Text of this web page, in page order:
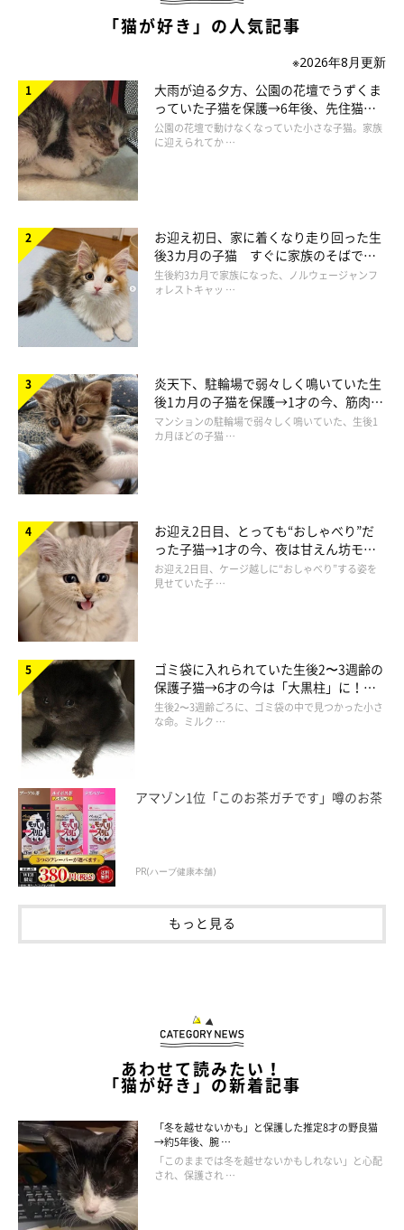
ねこのきもち投稿写真ギャラリー
「まだ子猫の時に、自分と同じくらいのパンダのぬいぐる
みをくわえて持って来てくれてました」
「玩具の小さなエビを、何度も私のところに持ってきてく
れます。私が『ありがとう～』と言って受け取ると、満足
してまた遊び出すので『プレゼントかな？』と良い解釈を
してます（笑）」
「トイレに長く座っていると、ネコのおもちゃを運んで持
ってきてくれる。遊びたいのかと思いきや、私が退屈だろ
うと思うのか、足元に置くと出て行く」
「猫が好きでいつも遊んでいるネズミのぬいぐるみ。疲れ
て座っていたら、くわえて持って来て私の目の前に置き私
を見つめていた。私はプレゼントだと思ったが、ただ単に
遊んでほしかっただけなんだろうなぁ」
「お気に入りのおもちゃ。ぼーっと横になってテレビを見
ていきました」
「朝起きると、枕元にたくさんおもちゃが置いてありま
す。寝てる間に寝室とリビングを何往復もして頑張って運
んでいる姿を想像すると、本当に可愛いです」
「猫が好き」の人気記事
※2026年8月更新
大雨が迫る夕方、公園の花壇でうずくま
っていた子猫を保護→6年後、先住猫
と“姉妹”のような関係に
公園の花壇で動けなくなっていた小さな子猫。家族
に迎えられてか …
お迎え初日、家に着くなり走り回った生
後3カ月の子猫 すぐに家族のそばで落
ち着く姿に「迎えてよかった」
生後約3カ月で家族になった、ノルウェージャンフ
ォレストキャッ …
炎天下、駐輪場で弱々しく鳴いていた生
後1カ月の子猫を保護→1才の今、筋肉質
でツンデレなコに成長
マンションの駐輪場で弱々しく鳴いていた、生後1
カ月ほどの子猫 …
お迎え2日目、とっても“おしゃべり”だ
った子猫→1才の今、夜は甘えん坊モー
ドになるコに成長！
お迎え2日目、ケージ越しに“おしゃべり”する姿を
見せていた子 …
ゴミ袋に入れられていた生後2〜3週齢の
保護子猫→6才の今は「大黒柱」に！
美しい黒猫に成長した姿にグッとくる
生後2〜3週齢ごろに、ゴミ袋の中で見つかった小さ
な命。ミルク …
アマゾン1位「このお茶ガチです」噂のお茶
PR(ハーブ健康本舗)
もっと見る
あわせて読みたい！
「猫が好き」の新着記事
「冬を越せないかも」と保護した推定8才の野良猫
→約5年後、腕 …
「このままでは冬を越せないかもしれない」と心配
され、保護され …